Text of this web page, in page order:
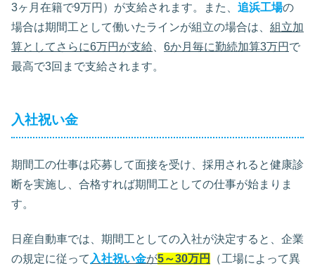
3ヶ月在籍で9万円）が支給されます。また、 追浜工場の
場合は期間工として働いたラインが組立の場合は、 組立加
算としてさらに6万円が支給
6か月毎に勤続加算3万円 で
最高で3回まで支給されます。
入社祝い金
期間工の仕事は応募して面接を受け、採用されると健康診
断を実施し、合格すれば期間工としての仕事が始まりま
す。
日産自動車では、期間工としての入社が決定すると、企業
の規定に従って 入社祝い金が5～30万円
（工場によって異